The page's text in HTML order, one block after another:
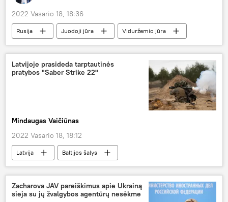
2022 Vasario 18, 18:36
Rusija Juodoji jūra
Viduržemio jūra
Karo laivų flotilė
Analitika
Latvijoje prasideda tarptautinės
pratybos "Saber Strike 22"
Mindaugas Vaičiūnas
2022 Vasario 18, 18:12
Latvija
Baltijos šalys
karinės pratybos
Zacharova JAV pareiškimus apie Ukrainą
sieja su jų žvalgybos agentūrų nesėkme